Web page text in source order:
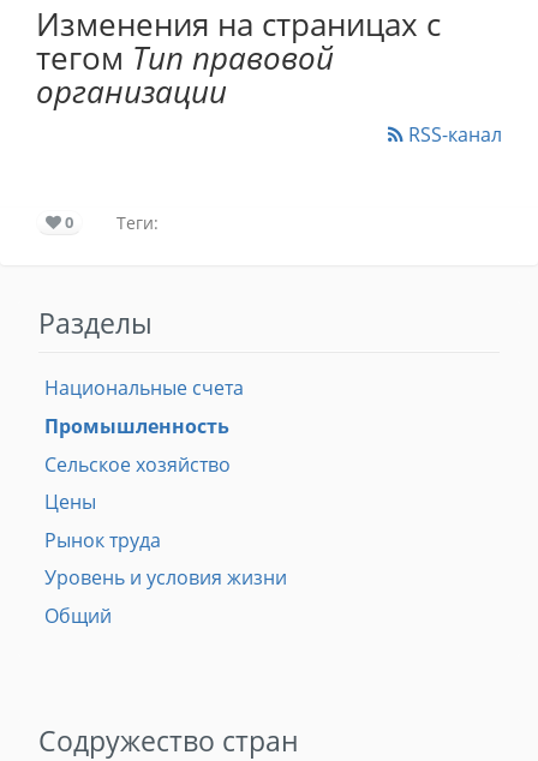
Изменения на страницах с
тегом Тип правовой
организации
RSS-канал
0 Теги:
Разделы
Национальные счета
Промышленность
Сельское хозяйство
Цены
Рынок труда
Уровень и условия жизни
Общий
Содружество стран